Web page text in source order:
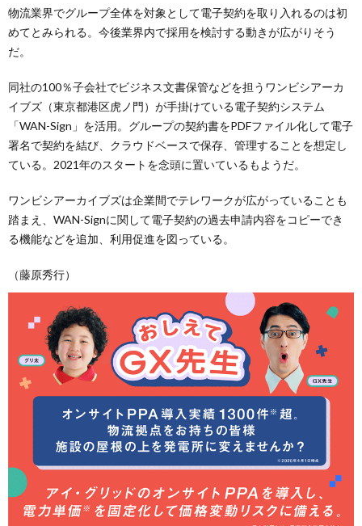
物流業界でグループ全体を対象として電子契約を取り入れるのは初
めてとみられる。今後業界内で採用を検討する動きが広がりそう
だ。
同社の100％子会社でビジネス文書保管などを担うワンビシアーカ
イブズ（東京都港区虎ノ門）が手掛けている電子契約システム
「WAN-Sign」を活用。グループの契約書をPDFファイル化して電子
署名で契約を結び、クラウドベースで保存、管理することを想定し
ている。2021年のスタートを念頭に置いているもようだ。
ワンビシアーカイブズは企業間でテレワークが広がっていることも
踏まえ、WAN-Signに関して電子契約の過去申請内容をコピーでき
る機能などを追加、利用促進を図っている。
（藤原秀行）